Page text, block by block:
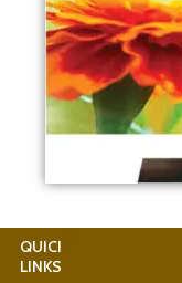
QUICK
LINKS